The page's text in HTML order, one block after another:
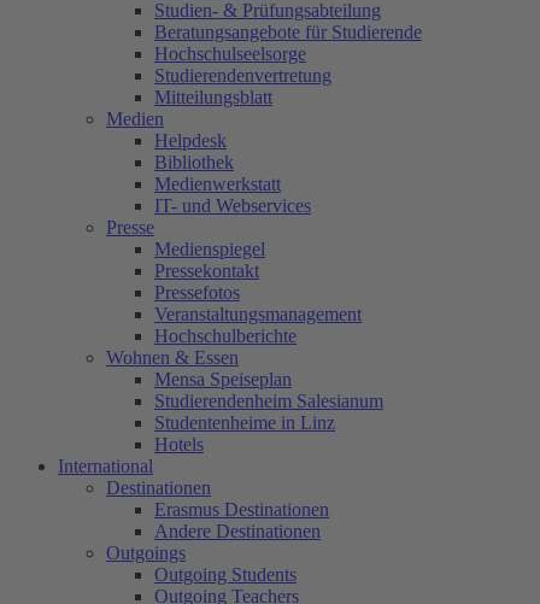
Studien- & Prüfungsabteilung
Beratungsangebote für Studierende
Hochschulseelsorge
Studierendenvertretung
Mitteilungsblatt
Medien
Helpdesk
Bibliothek
Medienwerkstatt
IT- und Webservices
Presse
Medienspiegel
Pressekontakt
Pressefotos
Veranstaltungsmanagement
Hochschulberichte
Wohnen & Essen
Mensa Speiseplan
Studierendenheim Salesianum
Studentenheime in Linz
Hotels
International
Destinationen
Erasmus Destinationen
Andere Destinationen
Outgoings
Outgoing Students
Outgoing Teachers